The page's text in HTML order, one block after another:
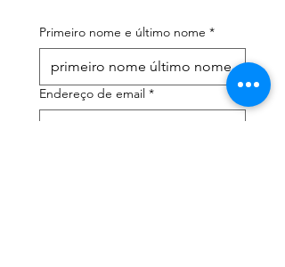
Primeiro nome e último nome *
Endereço de email *